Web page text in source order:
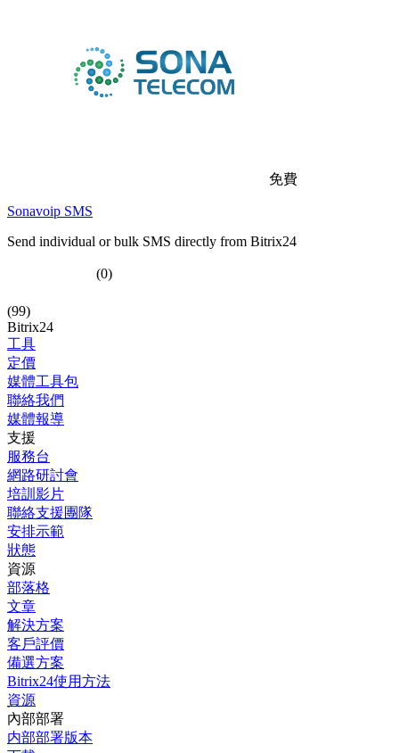
免費
Sonavoip SMS
Send individual or bulk SMS directly from Bitrix24
(0)
(99)
Bitrix24
工具
定價
媒體工具包
聯絡我們
媒體報導
支援
服務台
網路研討會
培訓影片
聯絡支援團隊
安排示範
狀態
資源
部落格
文章
解決方案
客戶評價
備選方案
Bitrix24使用方法
資源
內部部署
内部部署版本